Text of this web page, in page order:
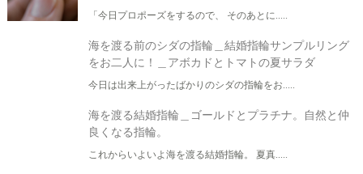
「今日プロポーズをするので、 そのあとに.....
海を渡る前のシダの指輪＿結婚指輪サンプルリング
をお二人に！＿アボカドとトマトの夏サラダ
今日は出来上がったばかりのシダの指輪をお.....
海を渡る結婚指輪＿ゴールドとプラチナ。自然と仲
良くなる指輪。
これからいよいよ海を渡る結婚指輪。 夏真.....